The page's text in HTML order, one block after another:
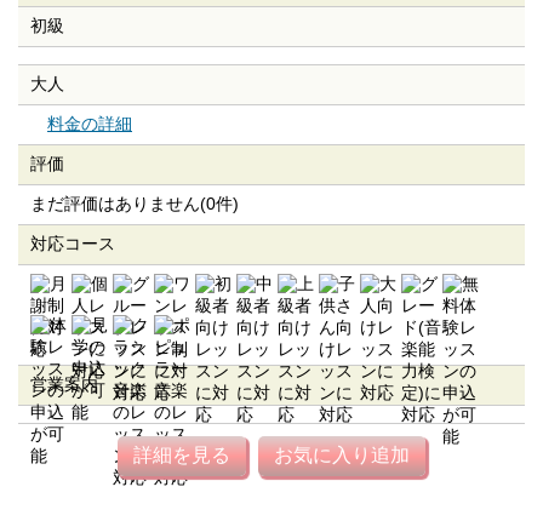
初級
大人
料金の詳細
評価
まだ評価はありません(0件)
対応コース
営業案内
詳細を見る お気に入り追加